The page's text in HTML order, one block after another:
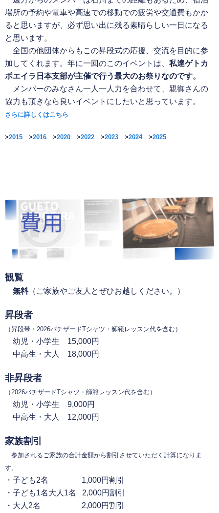
場所の予約や電車や高速での移動での疲労や交通費もかか
ると思いますが、必ず思い出に残る素晴らしい一日になる
と思います。
全国の他団体からもこの昇段式の応援、交流を目的に参
加してくれます。年に一回のこのイベントは、 私達ゲトカ
ポエイラ日本支部が主催で行う最大のお祭りなのです。
メンバーのみなさん一人一人力を合わせて、親御さんの
協力も頂きなら良いイベントにしたいと思っています。
さらに詳しくはこちら
>2015 >2016 >2020 >2022 >2023 >2024>2025
観覧
無料（ご家族やご友人とぜひお越しください。）
昇段者
（昇段帯・2026バチザードTシャツ・師範レッスン代を含む）
幼児・小学生 15,000円
中高生・大人 18,000円
非昇段者
（2026バチザードTシャツ・師範レッスン代を含む）
幼児・小学生 9,000円
中高生・大人 12,000円
家族割引
参加されるご家族の合計金額から割引させていただく計算になりま
す。
・子ども2名 1,000円割引
・子ども1名大人1名 2,000円割引
・大人2名 2,000円割引